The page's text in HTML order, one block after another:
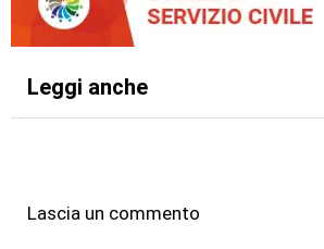
Leggi anche
Lascia un commento